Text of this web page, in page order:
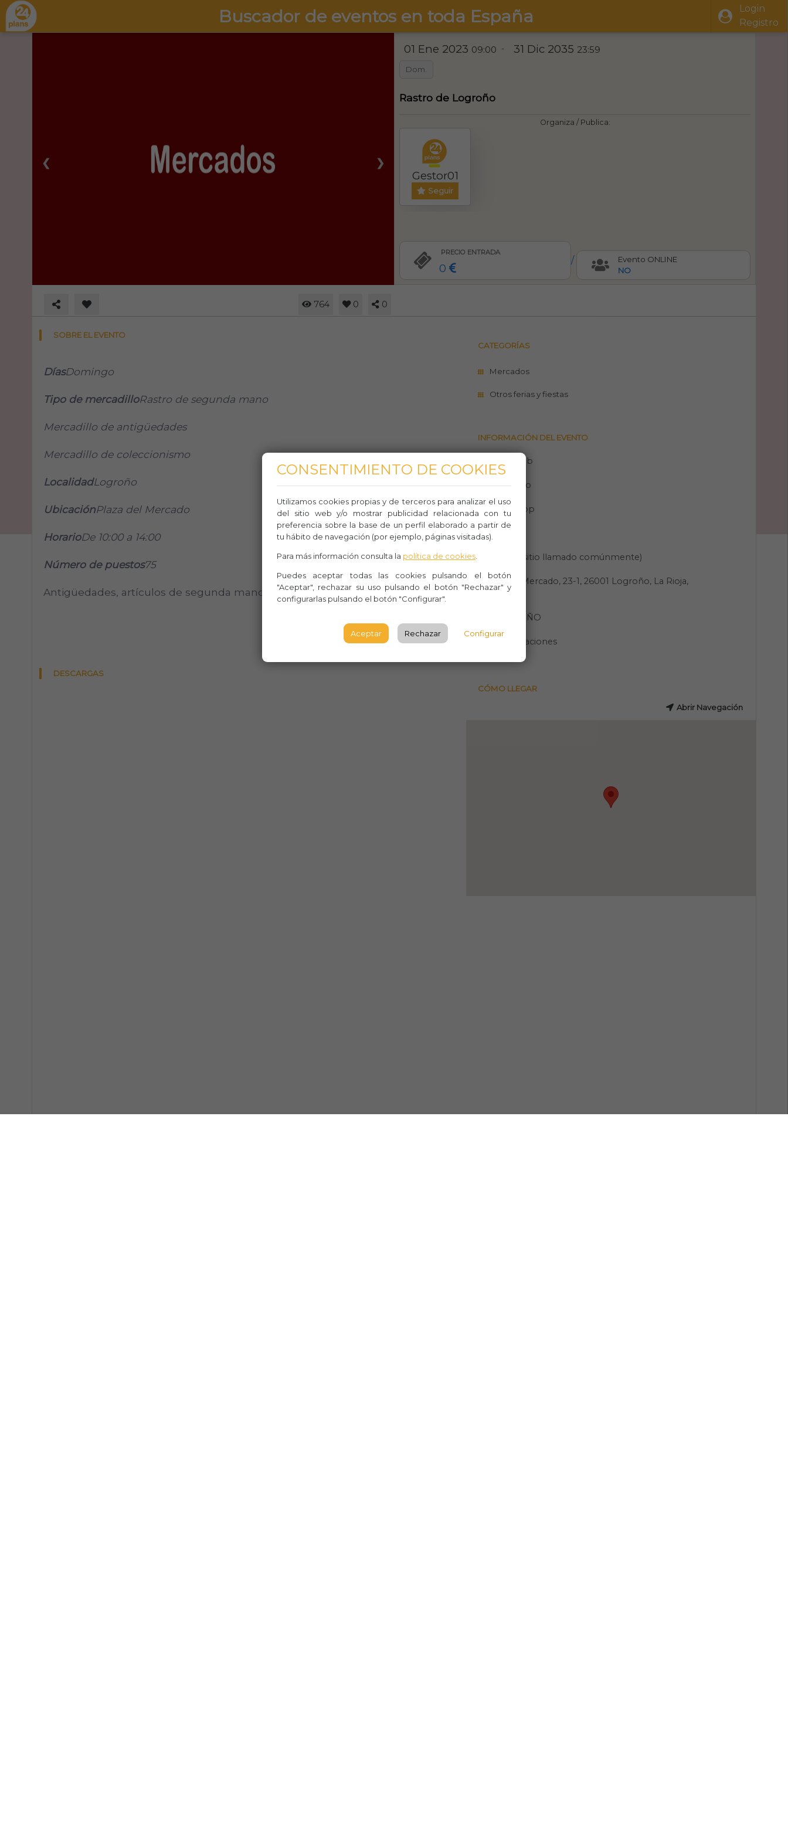
Buscador de eventos en toda España
Login
Registro
❮ ❯
01 Ene 2023 09:00 - 31 Dic 2035 23:59
Dom.
Rastro de Logroño
Organiza / Publica:
Gestor01
Seguir
PRECIO ENTRADA
0
/
Evento ONLINE
NO
764 0 0
SOBRE EL EVENTO
DíasDomingo
Tipo de mercadilloRastro de segunda mano
Mercadillo de antigüedades
Mercadillo de coleccionismo
LocalidadLogroño
UbicaciónPlaza del Mercado
HorarioDe 10:00 a 14:00
Número de puestos75
Antigüedades, artículos de segunda mano, vintage y objetos de coleccionista
DESCARGAS
CATEGORÍAS
Mercados
Otros ferias y fiestas
INFORMACIÓN DEL EVENTO
Sitio web
Teléfono
Whasapp
Lugar (sitio llamado comúnmente)
Pl. del Mercado, 23-1, 26001 Logroño, La Rioja,
España
LOGROÑO
Observaciones
CÓMO LLEGAR
Abrir Navegación
CONSENTIMIENTO DE COOKIES
Utilizamos cookies propias y de terceros para analizar el uso
del sitio web y/o mostrar publicidad relacionada con tu
preferencia sobre la base de un perfil elaborado a partir de
tu hábito de navegación (por ejemplo, páginas visitadas).
Para más información consulta la política de cookies
Puedes aceptar todas las cookies pulsando el botón
"Aceptar", rechazar su uso pulsando el botón "Rechazar" y
configurarlas pulsando el botón "Configurar".
Aceptar Rechazar Configurar